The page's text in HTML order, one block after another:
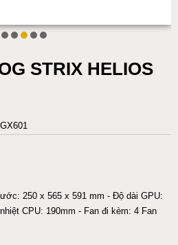
STRIX HELIOS
250 x 565 x 591 mm - Độ dài GPU:
CPU: 190mm - Fan đi kèm: 4 Fan